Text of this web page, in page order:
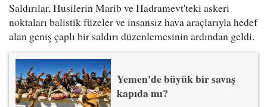
Saldırılar, Husilerin Marib ve Hadramevt'teki askeri
noktaları balistik füzeler ve insansız hava araçlarıyla hedef
alan geniş çaplı bir saldırı düzenlemesinin ardından geldi.
Yemen'de büyük bir savaş
kapıda mı?